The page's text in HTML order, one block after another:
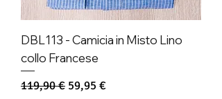
DBL113 - Camicia in Misto Lino
collo Francese
Standardpreis
119,90 € Sale-Preis
59,95 €